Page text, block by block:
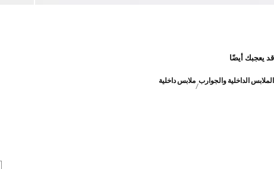
قد يعجبك أيضًا
الملابس الداخلية والجوارب ملابس داخلية